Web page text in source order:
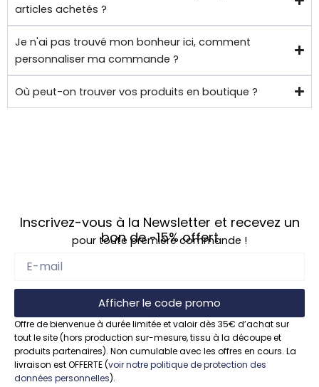
articles achetés ?
Je n'ai pas trouvé mon bonheur ici, comment
personnaliser ma commande ?
Où peut-on trouver vos produits en boutique ?
Inscrivez-vous à la Newsletter et recevez un
bon de -15% offert
pour toute première commande !
Afficher le code promo
Offre de bienvenue à durée limitée et valoir dès 35€ d’achat sur
tout le site (hors production sur-mesure, tissu à la découpe et
produits partenaires). Non cumulable avec les offres en cours. La
livraison est OFFERTE (voir notre politique de protection des
données personnelles).